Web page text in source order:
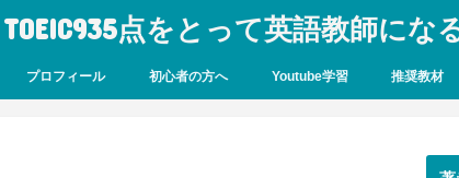
点をとって英語教師にな
プロフィール 初心者の方へ Youtube学習 推奨教材